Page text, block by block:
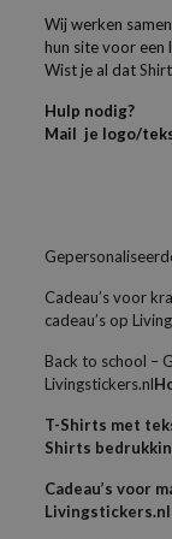
Wij werken
hun site voor een
Wist je al dat
Hulp nodig?
Mail je logo/
Cadeau’s voor
cadeau’s op
Back to school –
Livingstickers.nl
T-Shirts met
Shirts
Cadeau’s voor
Livingstickers.nl